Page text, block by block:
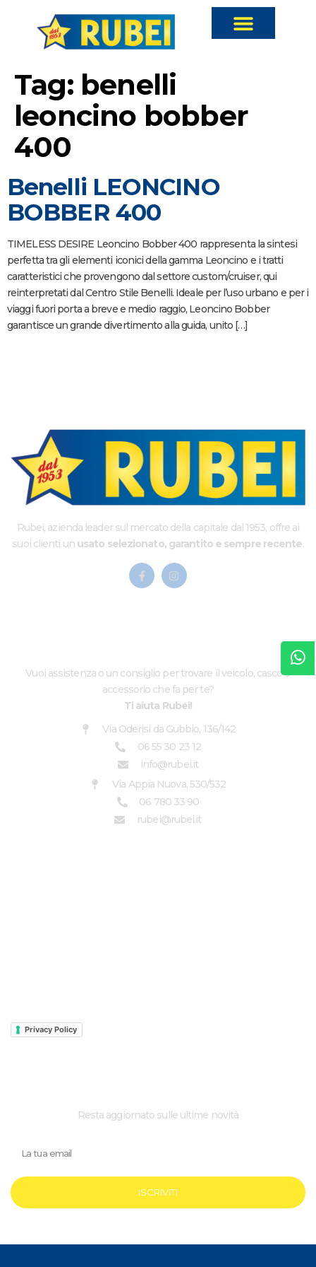
Tag: benelli
leoncino bobber
400
Benelli LEONCINO
BOBBER 400
TIMELESS DESIRE Leoncino Bobber 400 rappresenta la sintesi
perfetta tra gli elementi iconici della gamma Leoncino e i tratti
caratteristici che provengono dal settore custom/cruiser, qui
reinterpretati dal Centro Stile Benelli. Ideale per l’uso urbano e per i
viaggi fuori porta a breve e medio raggio, Leoncino Bobber
garantisce un grande divertimento alla guida, unito […]
Rubei, azienda leader sul mercato della capitale dal 1953, offre ai
suoi clienti un usato selezionato, garantito e sempre recente.
Vuoi assistenza o un consiglio per trovare il veicolo, casco o
accessorio che fa per te?
Ti aiuta Rubei!
Via Oderisi da Gubbio, 136/142
06 55 30 23 12
info@rubei.it
Via Appia Nuova, 530/532
06 780 33 90
rubei@rubei.it
Privacy Policy
Resta aggiornato sulle ultime novità
ISCRIVITI